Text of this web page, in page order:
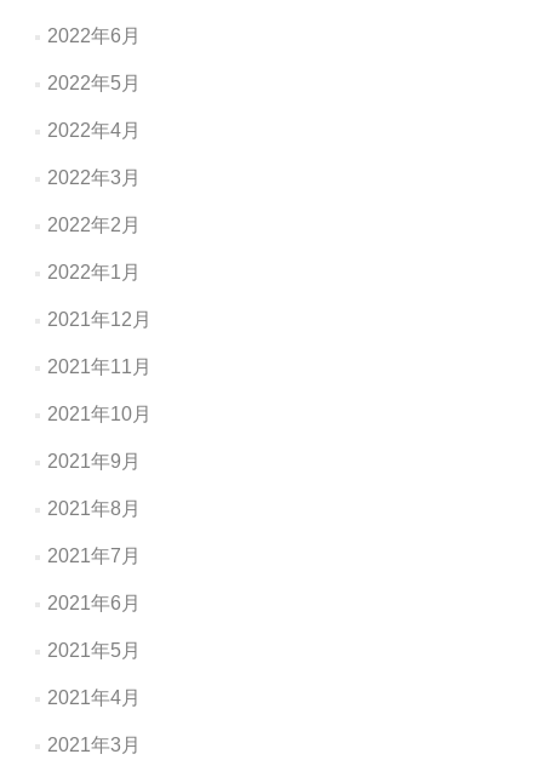
2022年6月
2022年5月
2022年4月
2022年3月
2022年2月
2022年1月
2021年12月
2021年11月
2021年10月
2021年9月
2021年8月
2021年7月
2021年6月
2021年5月
2021年4月
2021年3月